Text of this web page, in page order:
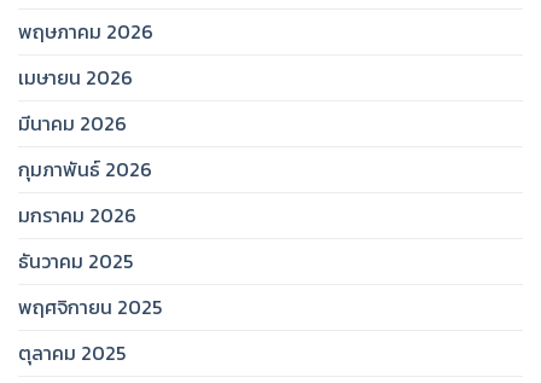
พฤษภาคม 2026
เมษายน 2026
มีนาคม 2026
กุมภาพันธ์ 2026
มกราคม 2026
ธันวาคม 2025
พฤศจิกายน 2025
ตุลาคม 2025